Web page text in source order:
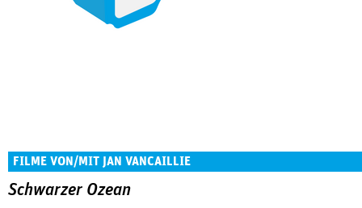
FILME VON/MIT JAN VANCAILLIE
Schwarzer Ozean